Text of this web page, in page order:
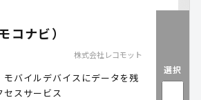
ナビ）
株式会社レコモット
バイルデバイスにデータを残
セスサービス
選択